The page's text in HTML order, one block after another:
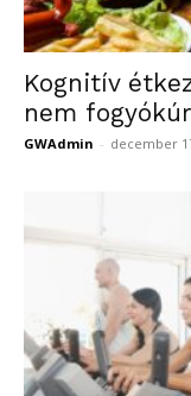
Kognitív
nem
GWAdmin - december